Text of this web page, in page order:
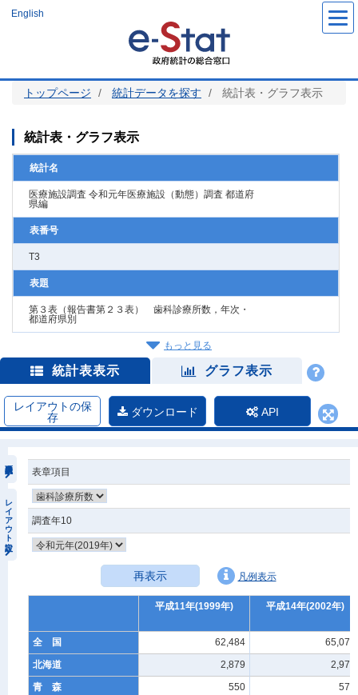
ツ
English
トップページ 統計データを探す 統計表・グラフ表示
統計表・グラフ表示
統計名
医療施設調査 令和元年医療施設（動態）調査 都道府
県編
表番号
T3
表題
第３表（報告書第２３表） 歯科診療所数，年次・
都道府県別
もっと見る
統計表表示 グラフ表示
レイアウトの保
存
ダウンロード API
レイアウト設定
表章項目
調査年10
再表示 凡例表示
平成11年(1999年) 平成14年(2002年)
全 国 62,484
65,073
北海道
2,879
2,975
青 森
550
571